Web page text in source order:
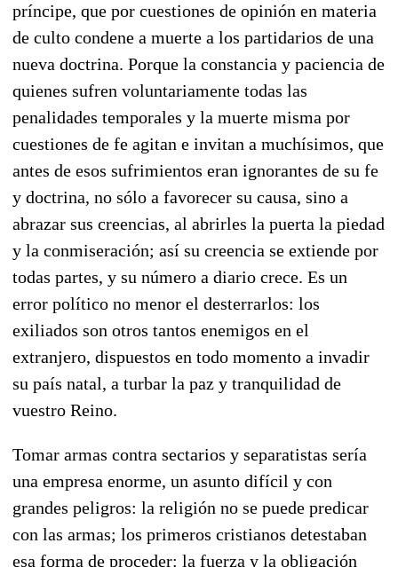
príncipe, que por cuestiones de opinión en materia
de culto condene a muerte a los partidarios de una
nueva doctrina. Porque la constancia y paciencia de
quienes sufren voluntariamente todas las
penalidades temporales y la muerte misma por
cuestiones de fe agitan e invitan a muchísimos, que
antes de esos sufrimientos eran ignorantes de su fe
y doctrina, no sólo a favorecer su causa, sino a
abrazar sus creencias, al abrirles la puerta la piedad
y la conmiseración; así su creencia se extiende por
todas partes, y su número a diario crece. Es un
error político no menor el desterrarlos: los
exiliados son otros tantos enemigos en el
extranjero, dispuestos en todo momento a invadir
su país natal, a turbar la paz y tranquilidad de
vuestro Reino.
Tomar armas contra sectarios y separatistas sería
una empresa enorme, un asunto difícil y con
grandes peligros: la religión no se puede predicar
con las armas; los primeros cristianos detestaban
esa forma de proceder: la fuerza y la obligación